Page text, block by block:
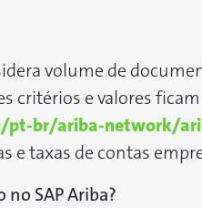
volume de
critérios e valores
br/ariba-network/
e taxas de contas
SAP Ariba?